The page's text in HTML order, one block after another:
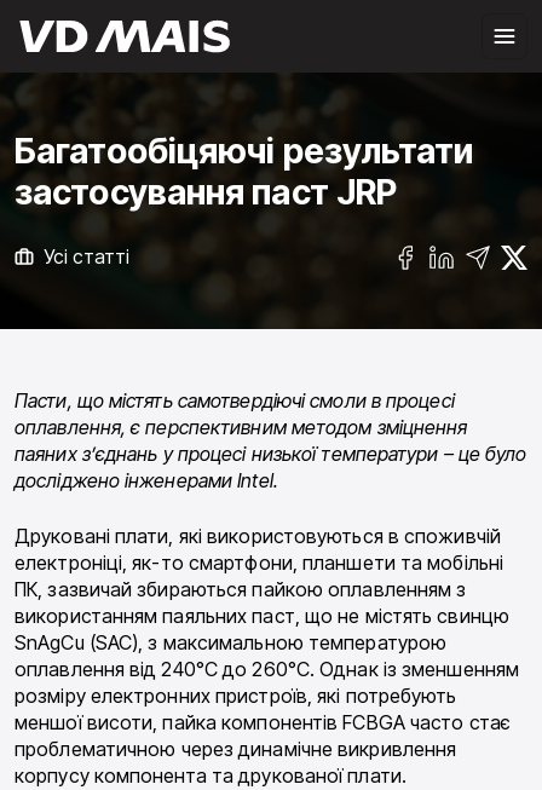
Багатообіцяючі результати
застосування паст JRP
Усі статті
Пасти, що містять самотвердіючі смоли в процесі
оплавлення, є перспективним методом зміцнення
паяних з’єднань у процесі низької температури – це було
досліджено інженерами Intel.
Друковані плати, які використовуються в споживчій
електроніці, як-то смартфони, планшети та мобільні
ПК, зазвичай збираються пайкою оплавленням з
використанням паяльних паст, що не містять свинцю
SnAgCu (SAC), з максимальною температурою
оплавлення від 240°C до 260°C. Однак із зменшенням
розміру електронних пристроїв, які потребують
меншої висоти, пайка компонентів FCBGA часто стає
проблематичною через динамічне викривлення
корпусу компонента та друкованої плати.